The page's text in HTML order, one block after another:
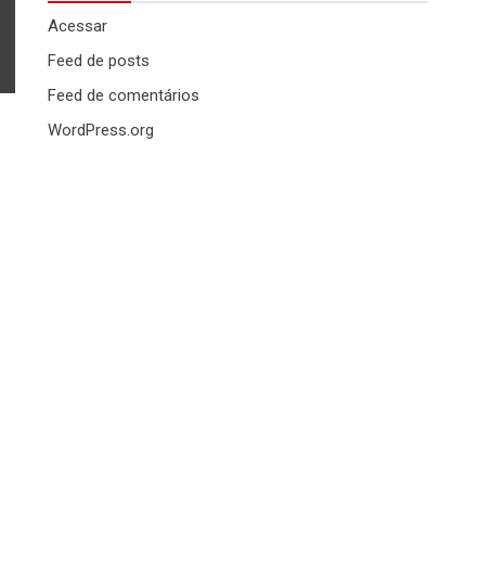
Acessar
Feed de posts
Feed de comentários
WordPress.org